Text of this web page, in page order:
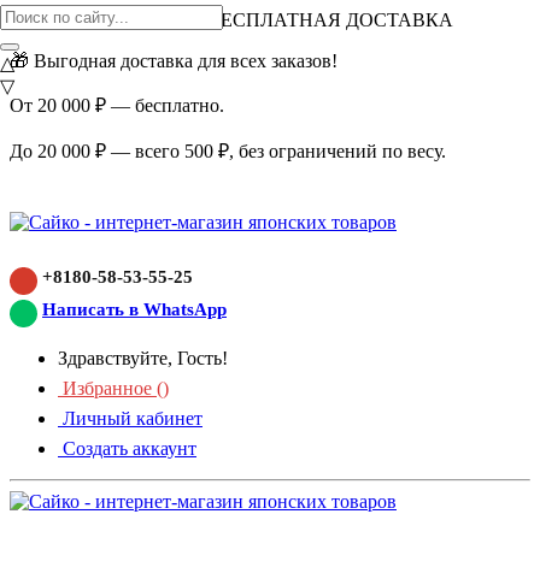
ВНИМАНИЕ АКЦИЯ!
БЕСПЛАТНАЯ ДОСТАВКА
🎁 Выгодная доставка для всех заказов!
От 20 000 ₽ — бесплатно.
До 20 000 ₽ — всего 500 ₽, без ограничений по весу.
+8180-58-53-55-25
Написать в WhatsApp
Здравствуйте, Гость!
Избранное ()
Личный кабинет
Создать аккаунт
△
▽